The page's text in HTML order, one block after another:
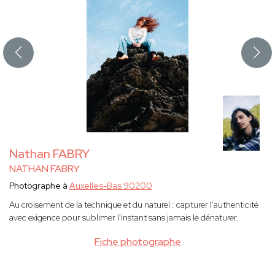
Nathan FABRY
NATHAN FABRY
Fiche photographe
Photographe à Auxelles-Bas 90200
Au croisement de la technique et du naturel : capturer l’authenticité
avec exigence pour sublimer l'instant sans jamais le dénaturer.